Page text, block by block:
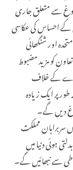
سے متعلق جاری
کے احساس کی عکاسی
اور شنگھائی
کو مزید مضبوط
کے خلاف
پر ایک زیادہ
دیں گے۔
سربراہان مملکت
ہوئی دنیا میں
سے نبھائیں گے۔